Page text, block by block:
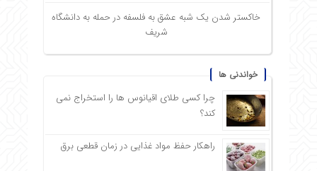
خاکستر شدن یک شبه عشق به فلسفه در حمله به دانشگاه
شریف
خواندنی ها
چرا کسی طلای اقیانوس ها را استخراج نمی
کند؟
راهکار حفظ مواد غذایی در زمان قطعی برق